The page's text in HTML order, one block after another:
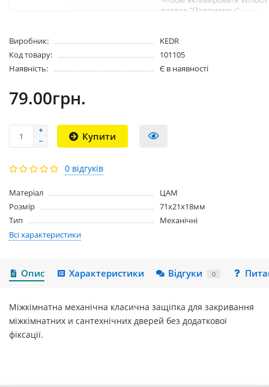
Виробник:
KEDR
Код товару:
101105
Наявність:
Є в наявності
79.00грн.
Купити
0 відгуків
Матеріал
ЦАМ
Розмір
71x21x18мм
Тип
Механічні
Всі характеристики
Опис Характеристики Відгуки 0
Міжкімнатна механічна класична защіпка для закривання
міжкімнатних и сантехнічних дверей без додаткової
фіксації.